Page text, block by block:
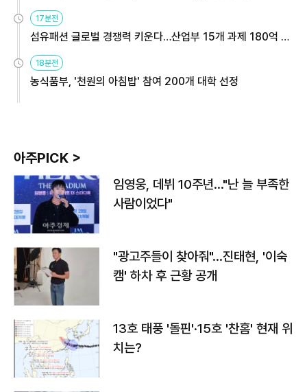
용해야
17분전
섬유패션 글로벌 경쟁력 키운다…산업부 15개 과제 180억 지
원
18분전
농식품부, '천원의 아침밥' 참여 200개 대학 선정
아주PICK >
임영웅, 데뷔 10주년…"난 늘 부족한
사람이었다"
"광고주들이 찾아줘"…진태현, '이숙
캠' 하차 후 근황 공개
13호 태풍 '돌핀'·15호 '찬홈' 현재 위
치는?